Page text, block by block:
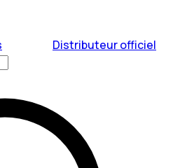
Distributeur officiel